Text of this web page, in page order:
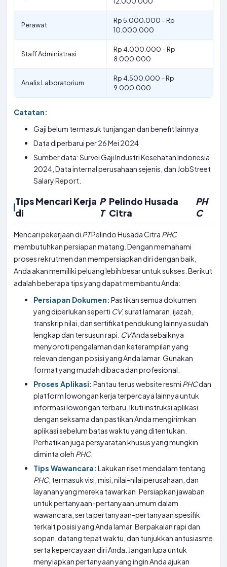
Perawat
Rp 5.000.000 – Rp
10.000.000
Staff Administrasi
Rp 4.000.000 – Rp
8.000.000
Analis Laboratorium
Rp 4.500.000 – Rp
9.000.000
Catatan:
Gaji belum termasuk tunjangan dan benefit lainnya
Data diperbarui per 26 Mei 2024
Sumber data: Survei Gaji Industri Kesehatan Indonesia
2024, Data internal perusahaan sejenis, dan JobStreet
Salary Report.
Tips Mencari Kerja
di
P
T
Pelindo Husada
Citra
PH
C
Mencari pekerjaan di PTPelindo Husada Citra PHC
membutuhkan persiapan matang. Dengan memahami
proses rekrutmen dan mempersiapkan diri dengan baik,
Anda akan memiliki peluang lebih besar untuk sukses. Berikut
adalah beberapa tips yang dapat membantu Anda:
Persiapan Dokumen: Pastikan semua dokumen
yang diperlukan seperti CV, surat lamaran, ijazah,
transkrip nilai, dan sertifikat pendukung lainnya sudah
lengkap dan tersusun rapi. CVAnda sebaiknya
menyoroti pengalaman dan keterampilan yang
relevan dengan posisi yang Anda lamar. Gunakan
format yang mudah dibaca dan profesional.
Proses Aplikasi: Pantau terus website resmi PHCdan
platform lowongan kerja terpercaya lainnya untuk
informasi lowongan terbaru. Ikuti instruksi aplikasi
dengan seksama dan pastikan Anda mengirimkan
aplikasi sebelum batas waktu yang ditentukan.
Perhatikan juga persyaratan khusus yang mungkin
diminta oleh PHC.
Tips Wawancara: Lakukan riset mendalam tentang
PHC, termasuk visi, misi, nilai-nilai perusahaan, dan
layanan yang mereka tawarkan. Persiapkan jawaban
untuk pertanyaan-pertanyaan umum dalam
wawancara, serta pertanyaan-pertanyaan spesifik
terkait posisi yang Anda lamar. Berpakaian rapi dan
sopan, datang tepat waktu, dan tunjukkan antusiasme
serta kepercayaan diri Anda. Jangan lupa untuk
menyiapkan pertanyaan yang ingin Anda ajukan